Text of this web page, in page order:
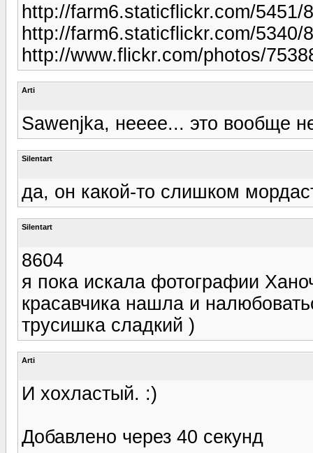
http://farm6.staticflickr.com/5451/
http://farm6.staticflickr.com/5340/
http://www.flickr.com/photos/
Arti
Sawenjka, нееее... это вообще
Silentart
да, он какой-то слишком
Silentart
8604
я пока искала фотографии
красавчика нашла и
трусишка сладкий )
Arti
И хохластый. :)
Добавлено через 40 секунд